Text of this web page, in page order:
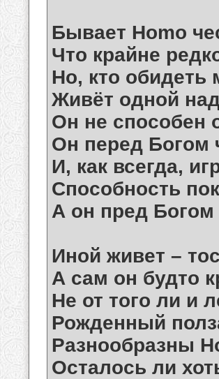
Бывает Homo
Что крайне
Но, кто обидеть
Живёт одной
Он не способен
Он перед Богом
И, как всегда,
Способность
А он пред Богом
Иной живет –
А сам он будто
Не от того ли и
Рожденный
Разнообразны
Осталось ли